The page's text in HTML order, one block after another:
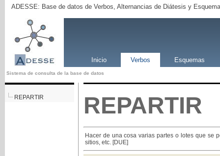
ADESSE: Base de datos de Verbos, Alternancias de Diátesis y
Inicio Verbos Esquemas
Sistema de consulta de la base de datos
REPARTIR REPARTIR
Hacer de una cosa varias partes o lotes que se
sitios, etc. [DUE]